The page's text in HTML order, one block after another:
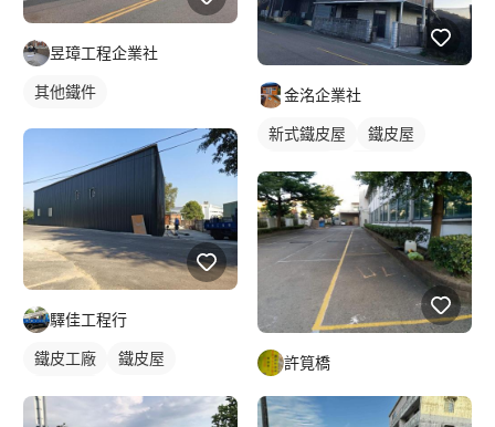
昱璋工程企業社
其他鐵件
驛佳工程行
鐵皮工廠
鐵皮屋
金洺企業社
新式鐵皮屋
鐵皮屋
許筧橋